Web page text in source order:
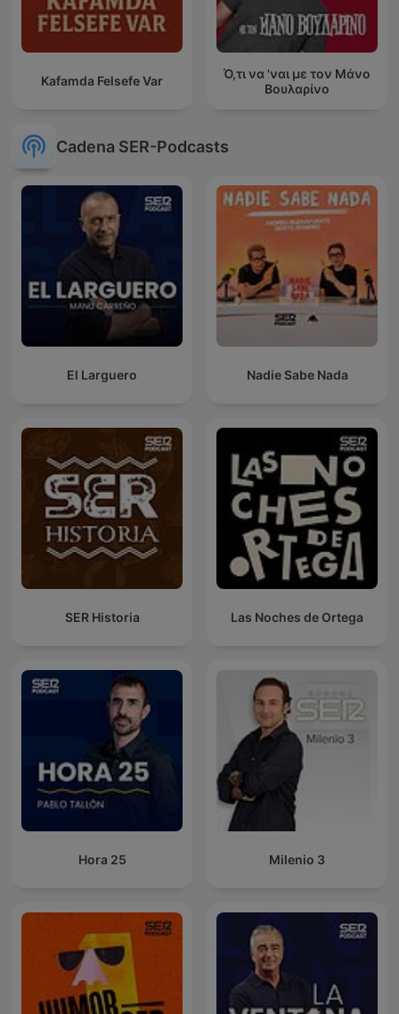
Kafamda Felsefe Var
Ό,τι να 'ναι με τον Μάνο
Βουλαρίνο
Cadena SER-Podcasts
El Larguero Nadie Sabe Nada
SER Historia Las Noches de Ortega
Hora 25 Milenio 3